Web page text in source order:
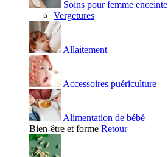
Soins pour femme enceinte
Vergetures
Allaitement
Accessoires puériculture
Alimentation de bébé
Bien-être et forme Retour